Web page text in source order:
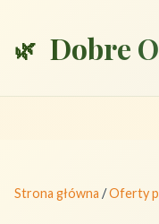
Dobre
Strona główna /Oferty